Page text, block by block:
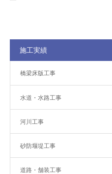
施工実績
橋梁床版工事
水道・水路工事
河川工事
砂防堰堤工事
道路・舗装工事